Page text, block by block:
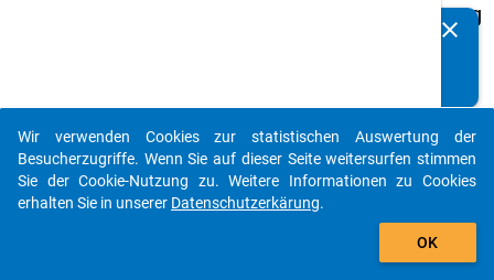
rag
20
16
5.2
clear
auto_stories
add_shopping_cart
Wir verwenden Cookies zur statistischen Auswertung der
Besucherzugriffe. Wenn Sie auf dieser Seite weitersurfen stimmen
Sie der Cookie-Nutzung zu. Weitere Informationen zu Cookies
erhalten Sie in unserer Datenschutzerkärung.
OK